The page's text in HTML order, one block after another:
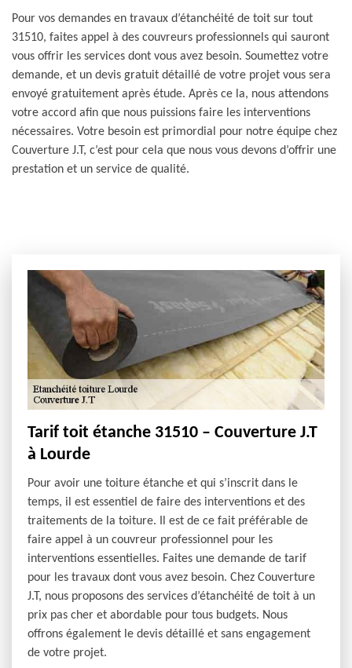
Pour vos demandes en travaux d’étanchéité de toit sur tout
31510, faites appel à des couvreurs professionnels qui sauront
vous offrir les services dont vous avez besoin. Soumettez votre
demande, et un devis gratuit détaillé de votre projet vous sera
envoyé gratuitement après étude. Après ce la, nous attendons
votre accord afin que nous puissions faire les interventions
nécessaires. Votre besoin est primordial pour notre équipe chez
Couverture J.T, c’est pour cela que nous vous devons d’offrir une
prestation et un service de qualité.
Tarif toit étanche 31510 – Couverture J.T
à Lourde
Pour avoir une toiture étanche et qui s’inscrit dans le
temps, il est essentiel de faire des interventions et des
traitements de la toiture. Il est de ce fait préférable de
faire appel à un couvreur professionnel pour les
interventions essentielles. Faites une demande de tarif
pour les travaux dont vous avez besoin. Chez Couverture
J.T, nous proposons des services d’étanchéité de toit à un
prix pas cher et abordable pour tous budgets. Nous
offrons également le devis détaillé et sans engagement
de votre projet.